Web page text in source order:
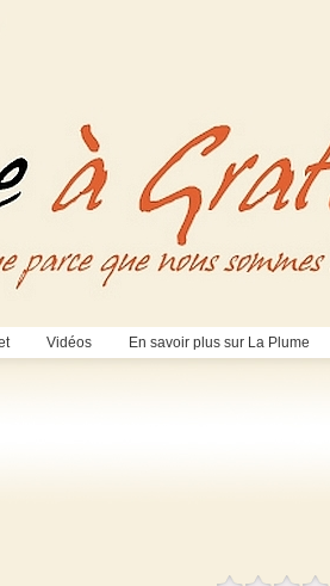
Vidéos En savoir plus sur La Plume